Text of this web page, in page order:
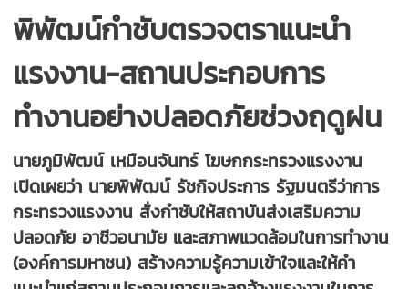
พิพัฒน์กำชับตรวจตราแนะนำ
แรงงาน-สถานประกอบการ
ทำงานอย่างปลอดภัยช่วงฤดูฝน
นายภูมิพัฒน์ เหมือนจันทร์ โฆษกกระทรวงแรงงาน
เปิดเผยว่า นายพิพัฒน์ รัชกิจประการ รัฐมนตรีว่าการ
กระทรวงแรงงาน สั่งกำชับให้สถาบันส่งเสริมความ
ปลอดภัย อาชีวอนามัย และสภาพแวดล้อมในการทำงาน
(องค์การมหาชน) สร้างความรู้ความเข้าใจและให้คำ